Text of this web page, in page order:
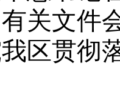
关文件
区贯彻